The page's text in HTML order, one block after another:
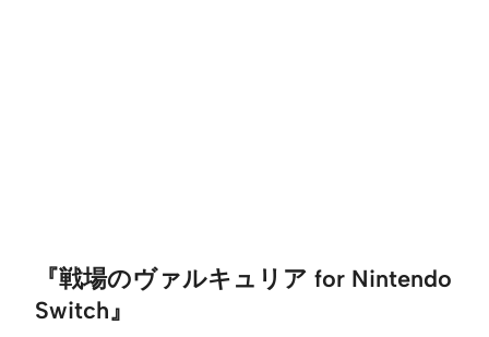
『戦場のヴァルキュリア for Nintendo
Switch』